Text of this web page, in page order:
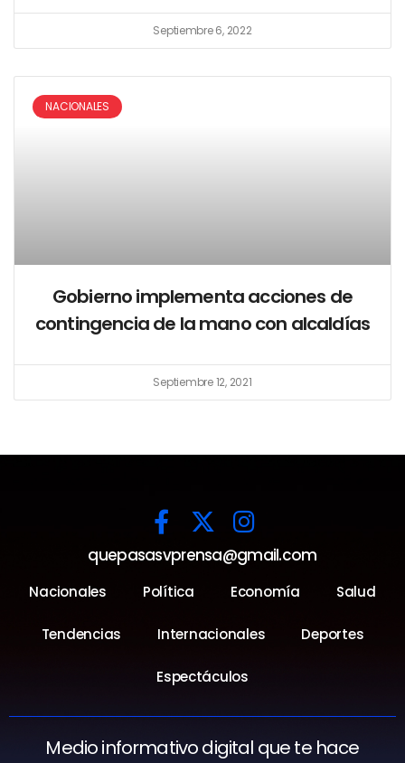
Septiembre 6, 2022
NACIONALES
Gobierno implementa acciones de
contingencia de la mano con alcaldías
Septiembre 12, 2021
quepasasvprensa@gmail.com
Nacionales Política Economía Salud
Tendencias Internacionales Deportes
Espectáculos
Medio informativo digital que te hace